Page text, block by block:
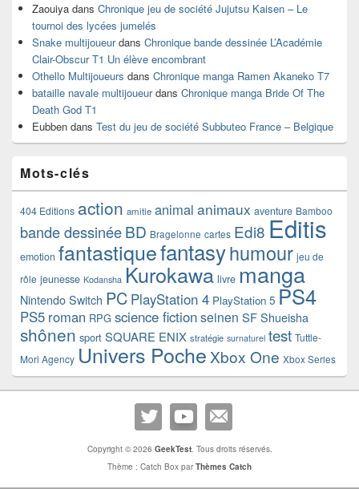
Zaouiya dans Chronique jeu de société Jujutsu Kaisen – Le
tournoi des lycées jumelés
Snake multijoueurdans Chronique bande dessinée L’Académie
Clair-Obscur T1 Un élève encombrant
Othello Multijoueurs dans Chronique manga Ramen Akaneko T7
bataille navale multijoueurdans Chronique manga Bride Of The
Death God T1
Eubben dans Test du jeu de société Subbuteo France – Belgique
Mots-clés
404 Editions action amitie animal animaux aventure Bamboo
bande dessinéeBD Bragelonne cartes Edi8 Editis
emotion fantastiquefantasyhumour jeu de
rôle jeunesse Kodansha Kurokawa livre manga
Nintendo Switch PC PlayStation 4 PlayStation 5 PS4
PS5 roman RPG science fictionseinen SF Shueisha
shônen sport SQUARE ENIX stratégie surnaturel test Tuttle-
Mori Agency Univers Poche Xbox One Xbox Series
Copyright © 2026 GeekTest. Tous droits réservés.
Thème : Catch Box parThèmes Catch